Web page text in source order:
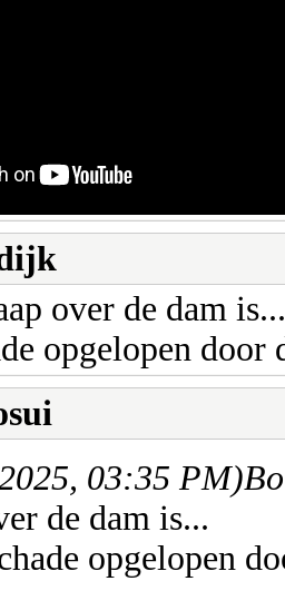
over de dam is...
opgelopen door
03:35 PM)
de dam is...
opgelopen